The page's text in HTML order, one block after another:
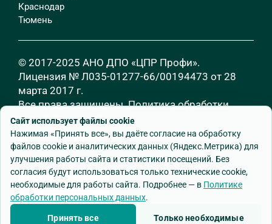
Краснодар
Тюмень
© 2017-2025 АНО ДПО «ЦПР Профи».
Лицензия № Л035-01277-66/00194473 от 28
марта 2017 г.
Все права защищены.Политика обработки
персональных данных
Сайт использует файлы cookie
Нажимая «Принять все», вы даёте согласие на обработку
файлов cookie и аналитических данных (Яндекс.Метрика) для
улучшения работы сайта и статистики посещений. Без
согласия будут использоваться только технические cookie,
необходимые для работы сайта. Подробнее — в Политике
обработки персональных данных.
Принять все Только необходимые